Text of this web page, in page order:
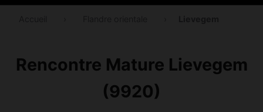
Rencontre Mature Lievegem
(9920)